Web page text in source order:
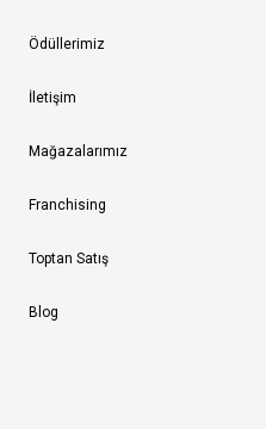
Ödüllerimiz
İletişim
Mağazalarımız
Franchising
Toptan Satış
Blog